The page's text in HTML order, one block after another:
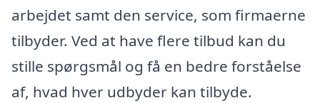
arbejdet samt den service, som firmaerne
tilbyder. Ved at have flere tilbud kan du
stille spørgsmål og få en bedre forståelse
af, hvad hver udbyder kan tilbyde.